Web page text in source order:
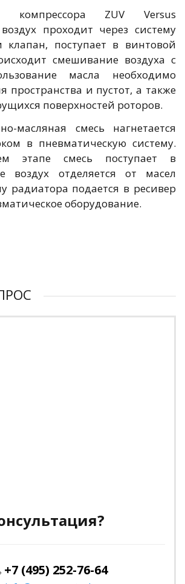
компрессора ZUV Versus
проходит через систему
поступает в винтовой
смешивание воздуха с
масла необходимо
пространства и пустот, а также
поверхностей роторов.
масляная смесь нагнетается
в пневматическую систему.
этапе смесь поступает в
воздух отделяется от масел
радиатора подается в ресивер
оборудование.
+7 (495) 252-76-64